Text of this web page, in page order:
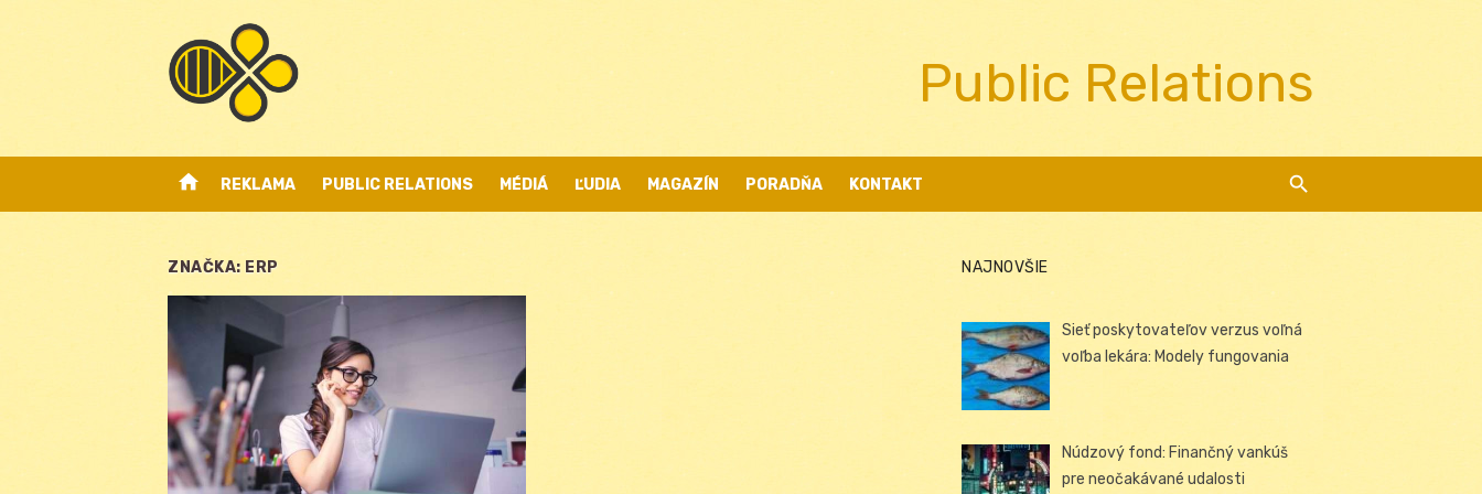
Public Relations
home REKLAMA PUBLIC RELATIONS MÉDIÁ ĽUDIA MAGAZÍN PORADŇA KONTAKT
ZNAČKA: ERP NAJNOVŠIE
Sieť poskytovateľov verzus voľná
voľba lekára: Modely fungovania
Núdzový fond: Finančný vankúš
pre neočakávané udalosti